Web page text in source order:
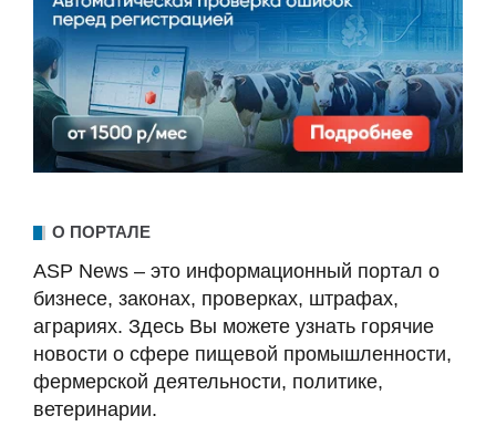
О ПОРТАЛЕ
ASP News – это информационный портал о
бизнесе, законах, проверках, штрафах,
аграриях. Здесь Вы можете узнать горячие
новости о сфере пищевой промышленности,
фермерской деятельности, политике,
ветеринарии.